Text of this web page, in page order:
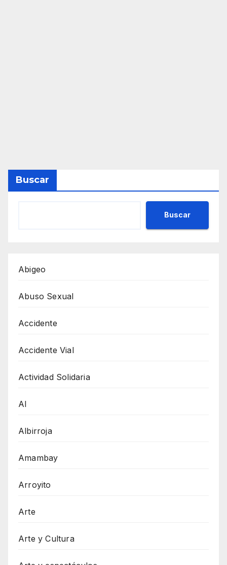
Buscar
Buscar
Abigeo
Abuso Sexual
Accidente
Accidente Vial
Actividad Solidaria
AI
Albirroja
Amambay
Arroyito
Arte
Arte y Cultura